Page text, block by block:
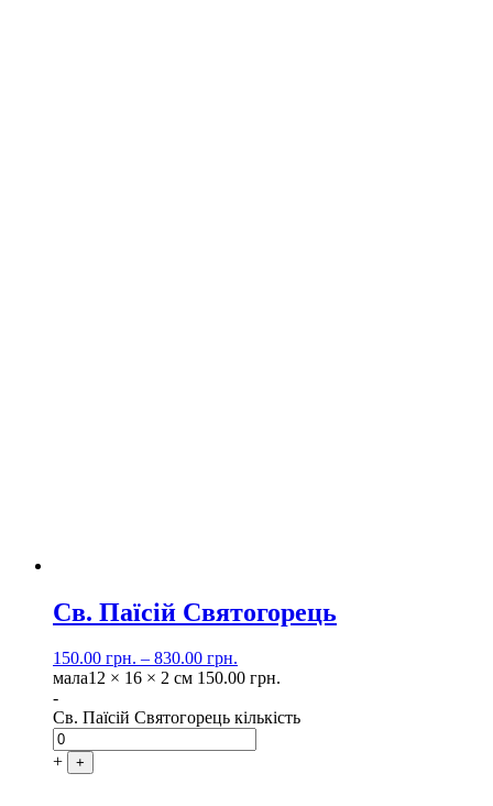
Св. Паїсій Святогорець
150.00 грн. – 830.00 грн.
мала12 × 16 × 2 см 150.00 грн.
-
Св. Паїсій Святогорець кількість
+ +